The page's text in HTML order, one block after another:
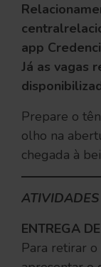
app
Já as vagas
Prepare o
olho na
chegada à
ENTREGA
Para retirar